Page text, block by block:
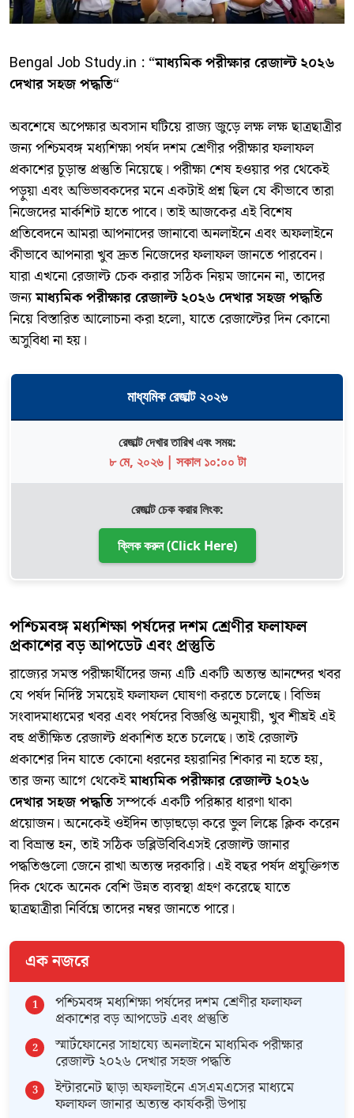
Bengal Job Study.in : “মাধ্যমিক পরীক্ষার রেজাল্ট ২০২৬
দেখার সহজ পদ্ধতি“
​অবশেষে অপেক্ষার অবসান ঘটিয়ে রাজ্য জুড়ে লক্ষ লক্ষ ছাত্রছাত্রীর
জন্য পশ্চিমবঙ্গ মধ্যশিক্ষা পর্ষদ দশম শ্রেণীর পরীক্ষার ফলাফল
প্রকাশের চূড়ান্ত প্রস্তুতি নিয়েছে। পরীক্ষা শেষ হওয়ার পর থেকেই
পড়ুয়া এবং অভিভাবকদের মনে একটাই প্রশ্ন ছিল যে কীভাবে তারা
নিজেদের মার্কশিট হাতে পাবে। তাই আজকের এই বিশেষ
প্রতিবেদনে আমরা আপনাদের জানাবো অনলাইনে এবং অফলাইনে
কীভাবে আপনারা খুব দ্রুত নিজেদের ফলাফল জানতে পারবেন।
যারা এখনো রেজাল্ট চেক করার সঠিক নিয়ম জানেন না, তাদের
জন্যমাধ্যমিক পরীক্ষার রেজাল্ট ২০২৬ দেখার সহজ পদ্ধতি
নিয়ে বিস্তারিত আলোচনা করা হলো, যাতে রেজাল্টের দিন কোনো
অসুবিধা না হয়।
মাধ্যমিক রেজাল্ট ২০২৬
রেজাল্ট দেখার তারিখ এবং সময়:
৮ মে, ২০২৬ | সকাল ১০:০০ টা
রেজাল্ট চেক করার লিংক:
ক্লিক করুন (Click Here)
পশ্চিমবঙ্গ মধ্যশিক্ষা পর্ষদের দশম শ্রেণীর ফলাফল
প্রকাশের বড় আপডেট এবং প্রস্তুতি
​রাজ্যের সমস্ত পরীক্ষার্থীদের জন্য এটি একটি অত্যন্ত আনন্দের খবর
যে পর্ষদ নির্দিষ্ট সময়েই ফলাফল ঘোষণা করতে চলেছে। বিভিন্ন
সংবাদমাধ্যমের খবর এবং পর্ষদের বিজ্ঞপ্তি অনুযায়ী, খুব শীঘ্রই এই
বহু প্রতীক্ষিত রেজাল্ট প্রকাশিত হতে চলেছে। তাই রেজাল্ট
প্রকাশের দিন যাতে কোনো ধরনের হয়রানির শিকার না হতে হয়,
তার জন্য আগে থেকেইমাধ্যমিক পরীক্ষার রেজাল্ট ২০২৬
দেখার সহজ পদ্ধতিসম্পর্কে একটি পরিষ্কার ধারণা থাকা
প্রয়োজন। অনেকেই ওইদিন তাড়াহুড়ো করে ভুল লিঙ্কে ক্লিক করেন
বা বিভ্রান্ত হন, তাই সঠিক ডব্লিউবিবিএসই রেজাল্ট জানার
পদ্ধতিগুলো জেনে রাখা অত্যন্ত দরকারি। এই বছর পর্ষদ প্রযুক্তিগত
দিক থেকে অনেক বেশি উন্নত ব্যবস্থা গ্রহণ করেছে যাতে
ছাত্রছাত্রীরা নির্বিঘ্নে তাদের নম্বর জানতে পারে।
এক নজরে
​পশ্চিমবঙ্গ মধ্যশিক্ষা পর্ষদের দশম শ্রেণীর ফলাফল
প্রকাশের বড় আপডেট এবং প্রস্তুতি
​স্মার্টফোনের সাহায্যে অনলাইনে মাধ্যমিক পরীক্ষার
রেজাল্ট ২০২৬ দেখার সহজ পদ্ধতি
​ইন্টারনেট ছাড়া অফলাইনে এসএমএসের মাধ্যমে
ফলাফল জানার অত্যন্ত কার্যকরী উপায়